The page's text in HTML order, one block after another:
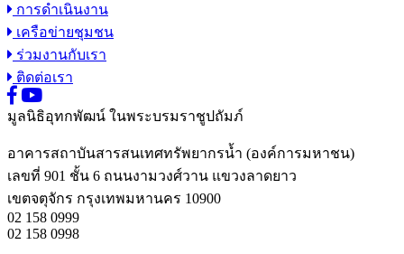
การดำเนินงาน
เครือข่ายชุมชน
ร่วมงานกับเรา
ติดต่อเรา
มูลนิธิอุทกพัฒน์ ในพระบรมราชูปถัมภ์
อาคารสถาบันสารสนเทศทรัพยากรน้ำ (องค์การมหาชน)
เลขที่ 901 ชั้น 6 ถนนงามวงศ์วาน แขวงลาดยาว
เขตจตุจักร กรุงเทพมหานคร 10900
02 158 0999
02 158 0998